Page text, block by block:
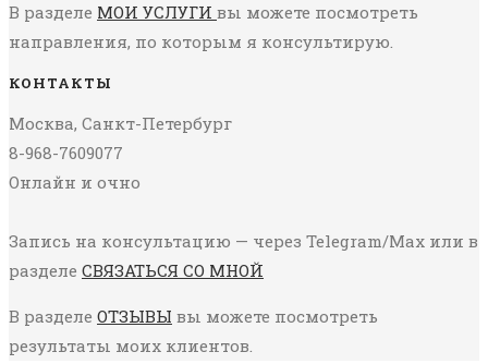
В разделе МОИ УСЛУГИ вы можете посмотреть
направления, по которым я консультирую.
КОНТАКТЫ
Москва, Санкт-Петербург
8-968-7609077
Онлайн и очно
Запись на консультацию — через Telegram/Max или в
разделе СВЯЗАТЬСЯ СО МНОЙ
В разделе ОТЗЫВЫ вы можете посмотреть
результаты моих клиентов.